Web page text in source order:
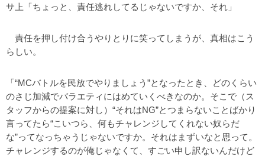
サ上「ちょっと、責任逃れしてるじゃないですか、それ」
責任を押し付け合うやりとりに笑ってしまうが、真相はこう
らしい。
「“MCバトルを民放でやりましょう”となったとき、どのくらい
のさじ加減でバラエティにはめていくべきなのか。そこで（ス
タッフからの提案に対し）“それはNG”とつまらないことばかり
言ってたら“こいつら、何もチャレンジしてくれない奴らだ
な”ってなっちゃうじゃないですか。それはまずいなと思って。
チャレンジするのが俺じゃなくて、すごい申し訳ないんだけど